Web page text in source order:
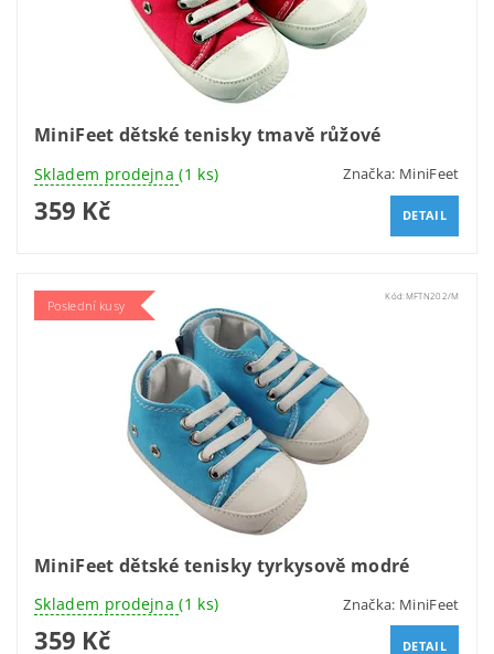
MiniFeet dětské tenisky tmavě růžové
Skladem prodejna(1 ks) Značka: MiniFeet
359 Kč DETAIL
Poslední kusy
Kód: MFTN202/M
MiniFeet dětské tenisky tyrkysově modré
Skladem prodejna(1 ks) Značka: MiniFeet
359 Kč DETAIL